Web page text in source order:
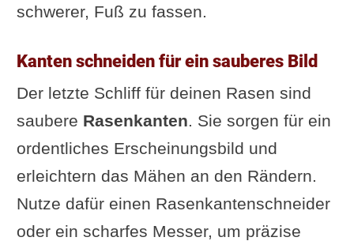
schwerer, Fuß zu fassen.
Kanten schneiden für ein sauberes Bild
Der letzte Schliff für deinen Rasen sind
saubere Rasenkanten. Sie sorgen für ein
ordentliches Erscheinungsbild und
erleichtern das Mähen an den Rändern.
Nutze dafür einen Rasenkantenschneider
oder ein scharfes Messer, um präzise